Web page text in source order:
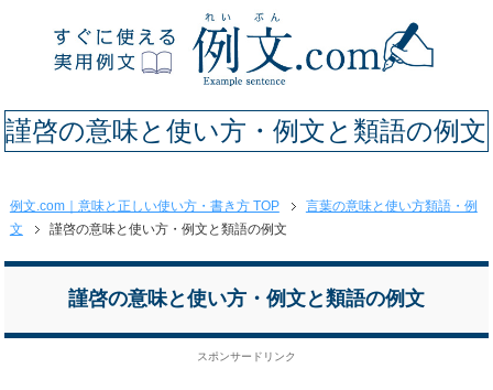
謹啓の意味と使い方・例文と類語の例文
例文.com｜意味と正しい使い方・書き方 TOP
言葉の意味と使い方類語・例
文
謹啓の意味と使い方・例文と類語の例文
謹啓の意味と使い方・例文と類語の例文
スポンサードリンク